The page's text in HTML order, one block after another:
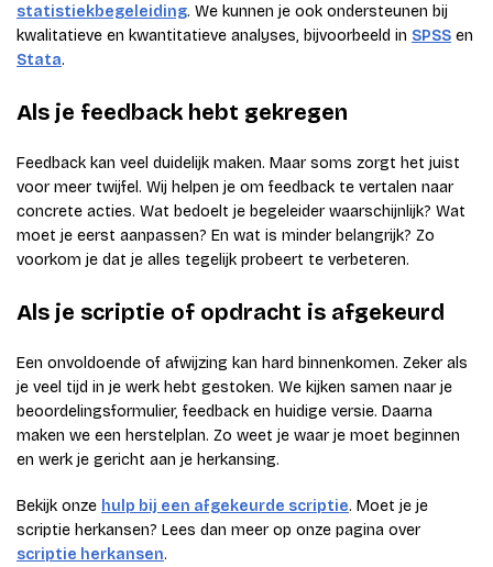
statistiekbegeleiding. We kunnen je ook ondersteunen bij
kwalitatieve en kwantitatieve analyses, bijvoorbeeld in SPSS en
Stata.
Als je feedback hebt gekregen
Feedback kan veel duidelijk maken. Maar soms zorgt het juist
voor meer twijfel. Wij helpen je om feedback te vertalen naar
concrete acties. Wat bedoelt je begeleider waarschijnlijk? Wat
moet je eerst aanpassen? En wat is minder belangrijk? Zo
voorkom je dat je alles tegelijk probeert te verbeteren.
Als je scriptie of opdracht is afgekeurd
Een onvoldoende of afwijzing kan hard binnenkomen. Zeker als
je veel tijd in je werk hebt gestoken. We kijken samen naar je
beoordelingsformulier, feedback en huidige versie. Daarna
maken we een herstelplan. Zo weet je waar je moet beginnen
en werk je gericht aan je herkansing.
Bekijk onze hulp bij een afgekeurde scriptie. Moet je je
scriptie herkansen? Lees dan meer op onze pagina over
scriptie herkansen.